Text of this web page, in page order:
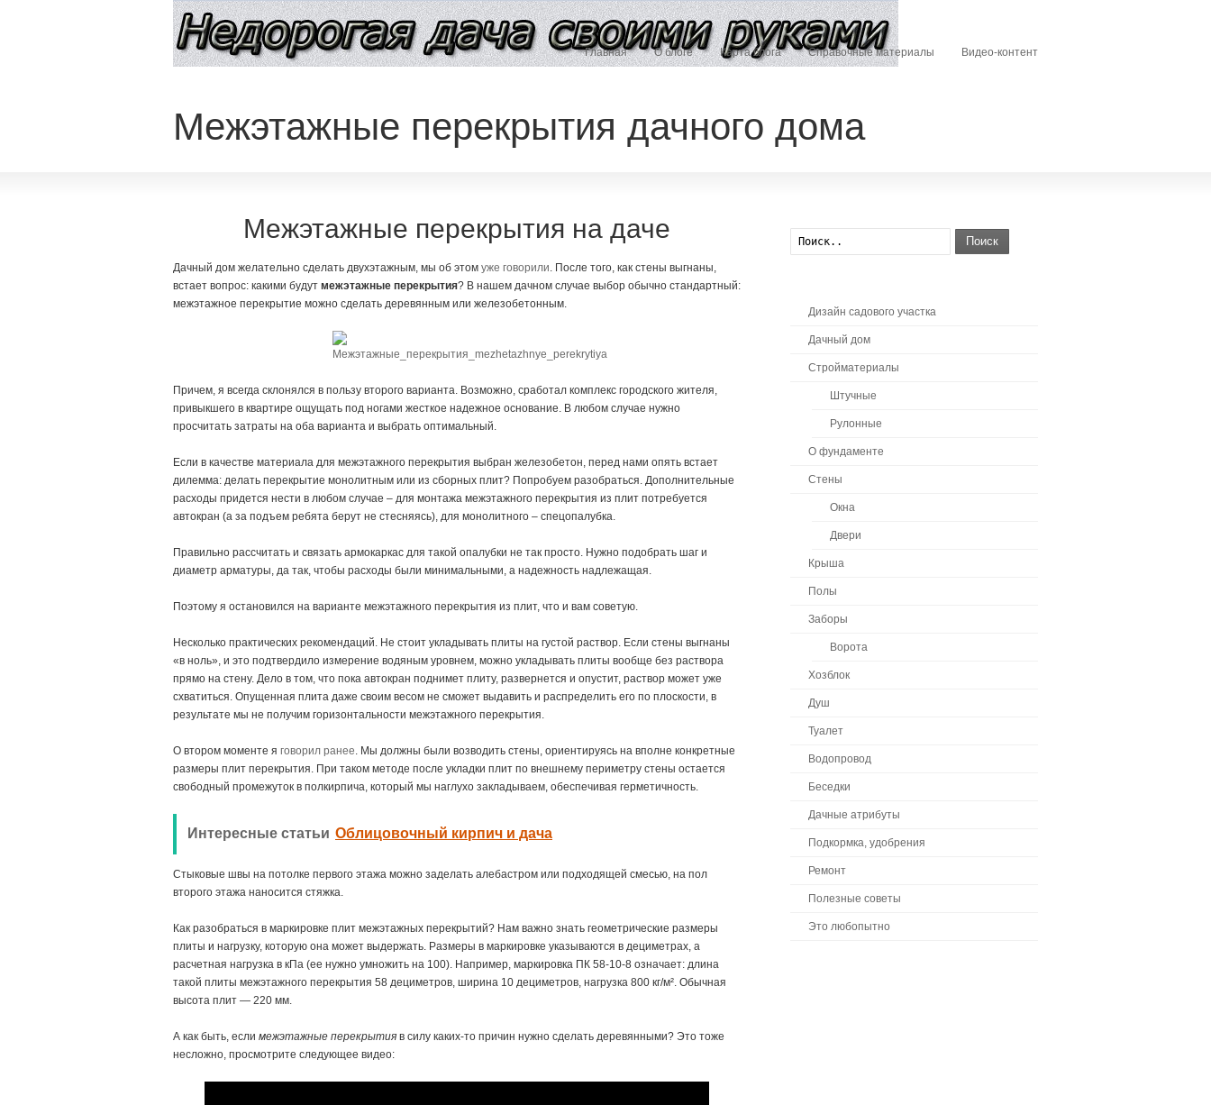
Главная О блоге Карта блога Справочные материалы Видео-контент
Межэтажные перекрытия дачного дома
Межэтажные перекрытия на даче
Дачный дом желательно сделать двухэтажным, мы об этом уже говорили. После того, как стены выгнаны,
встает вопрос: какими будут межэтажные перекрытия? В нашем дачном случае выбор обычно стандартный:
межэтажное перекрытие можно сделать деревянным или железобетонным.
Причем, я всегда склонялся в пользу второго варианта. Возможно, сработал комплекс городского жителя,
привыкшего в квартире ощущать под ногами жесткое надежное основание. В любом случае нужно
просчитать затраты на оба варианта и выбрать оптимальный.
Если в качестве материала для межэтажного перекрытия выбран железобетон, перед нами опять встает
дилемма: делать перекрытие монолитным или из сборных плит? Попробуем разобраться. Дополнительные
расходы придется нести в любом случае – для монтажа межэтажного перекрытия из плит потребуется
автокран (а за подъем ребята берут не стесняясь), для монолитного – спецопалубка.
Правильно рассчитать и связать армокаркас для такой опалубки не так просто. Нужно подобрать шаг и
диаметр арматуры, да так, чтобы расходы были минимальными, а надежность надлежащая.
Поэтому я остановился на варианте межэтажного перекрытия из плит, что и вам советую.
Несколько практических рекомендаций. Не стоит укладывать плиты на густой раствор. Если стены выгнаны
«в ноль», и это подтвердило измерение водяным уровнем, можно укладывать плиты вообще без раствора
прямо на стену. Дело в том, что пока автокран поднимет плиту, развернется и опустит, раствор может уже
схватиться. Опущенная плита даже своим весом не сможет выдавить и распределить его по плоскости, в
результате мы не получим горизонтальности межэтажного перекрытия.
О втором моменте я говорил ранее. Мы должны были возводить стены, ориентируясь на вполне конкретные
размеры плит перекрытия. При таком методе после укладки плит по внешнему периметру стены остается
свободный промежуток в полкирпича, который мы наглухо закладываем, обеспечивая герметичность.
Интересные статьи Облицовочный кирпич и дача
Стыковые швы на потолке первого этажа можно заделать алебастром или подходящей смесью, на пол
второго этажа наносится стяжка.
Как разобраться в маркировке плит межэтажных перекрытий? Нам важно знать геометрические размеры
плиты и нагрузку, которую она может выдержать. Размеры в маркировке указываются в дециметрах, а
расчетная нагрузка в кПа (ее нужно умножить на 100). Например, маркировка ПК 58-10-8 означает: длина
такой плиты межэтажного перекрытия 58 дециметров, ширина 10 дециметров, нагрузка 800 кг/м². Обычная
высота плит — 220 мм.
А как быть, если межэтажные перекрытия в силу каких-то причин нужно сделать деревянными? Это тоже
несложно, просмотрите следующее видео:
Поиск
Дизайн садового участка
Дачный дом
Стройматериалы
Штучные
Рулонные
О фундаменте
Стены
Окна
Двери
Крыша
Полы
Заборы
Ворота
Хозблок
Душ
Туалет
Водопровод
Беседки
Дачные атрибуты
Подкормка, удобрения
Ремонт
Полезные советы
Это любопытно